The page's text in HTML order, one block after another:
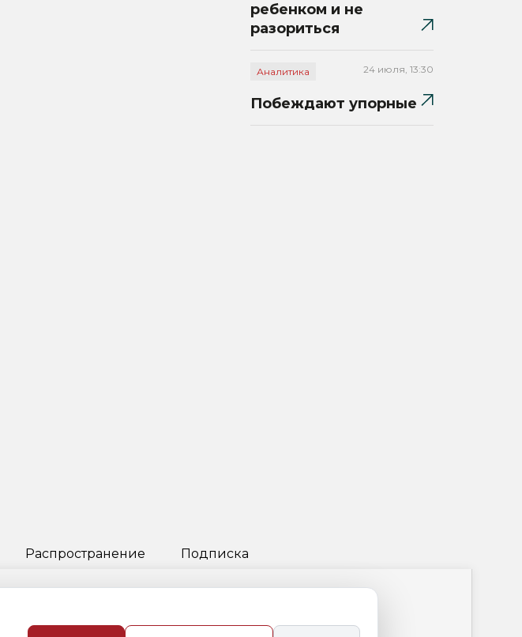
ребенком и не
разориться
Аналитика 24 июля, 13:30
Побеждают упорные
Распространение Подписка